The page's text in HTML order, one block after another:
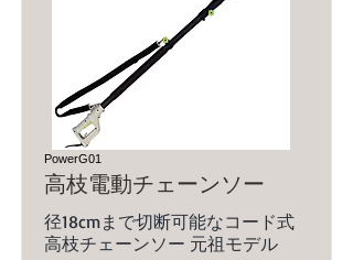
PowerG01
高枝電動チェーンソー
径18cmまで切断可能なコード式
高枝チェーンソー 元祖モデル